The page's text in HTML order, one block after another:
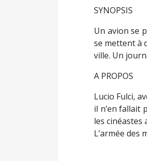
SYNOPSIS
Un avion se
se mettent à
ville. Un
A PROPOS
Lucio Fulci,
il n’en fallait
les cinéastes
L’armée des